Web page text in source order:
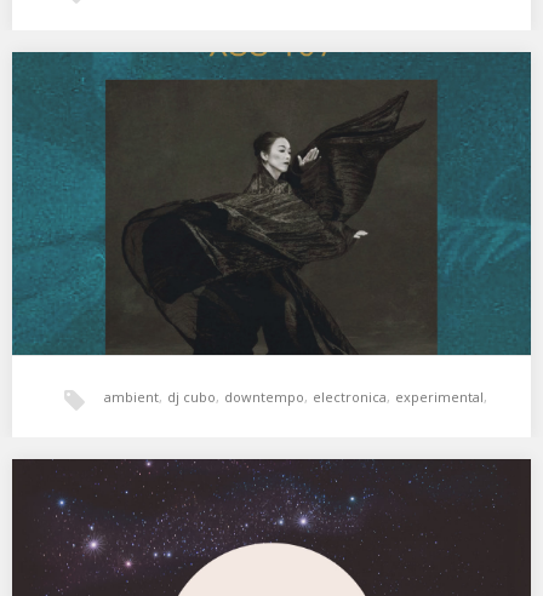
hala bedi jazz xperimental sound system
XSS169 | Cubo | Rain Dance
Viaje al centro de uno mismo. 01. Terry Riley – Slow Melody in
Bhairavi 02. CAN…
ambient, dj cubo, downtempo, electronica, experimental,
jazz , xperimental sound system
Cubo | Zas Kultur | Confinadxs
Aportación de Cubo a las actividades Confinadxs de Zas Kultur,
una banda sonora que rompe el…